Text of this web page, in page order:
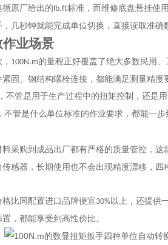
原厂给出的lb.ft标准，而维修底盘悬挂使
几秒钟就能完成单位切换，直接读取准确
业场景
100N.m的量程正好覆盖了绝大多数民用
固、钢结构螺栓连接，都能满足测量精度
不管是用于生产过程中的扭矩控制，还是
管是什么单位标准的作业要求，都能一步
采购到成品出厂都有严格的质量管控，这
感器，长期使用也不会出现精度漂移，
比同配置进口品牌便宜30%以上，还提供
，都能享受到高性价比。